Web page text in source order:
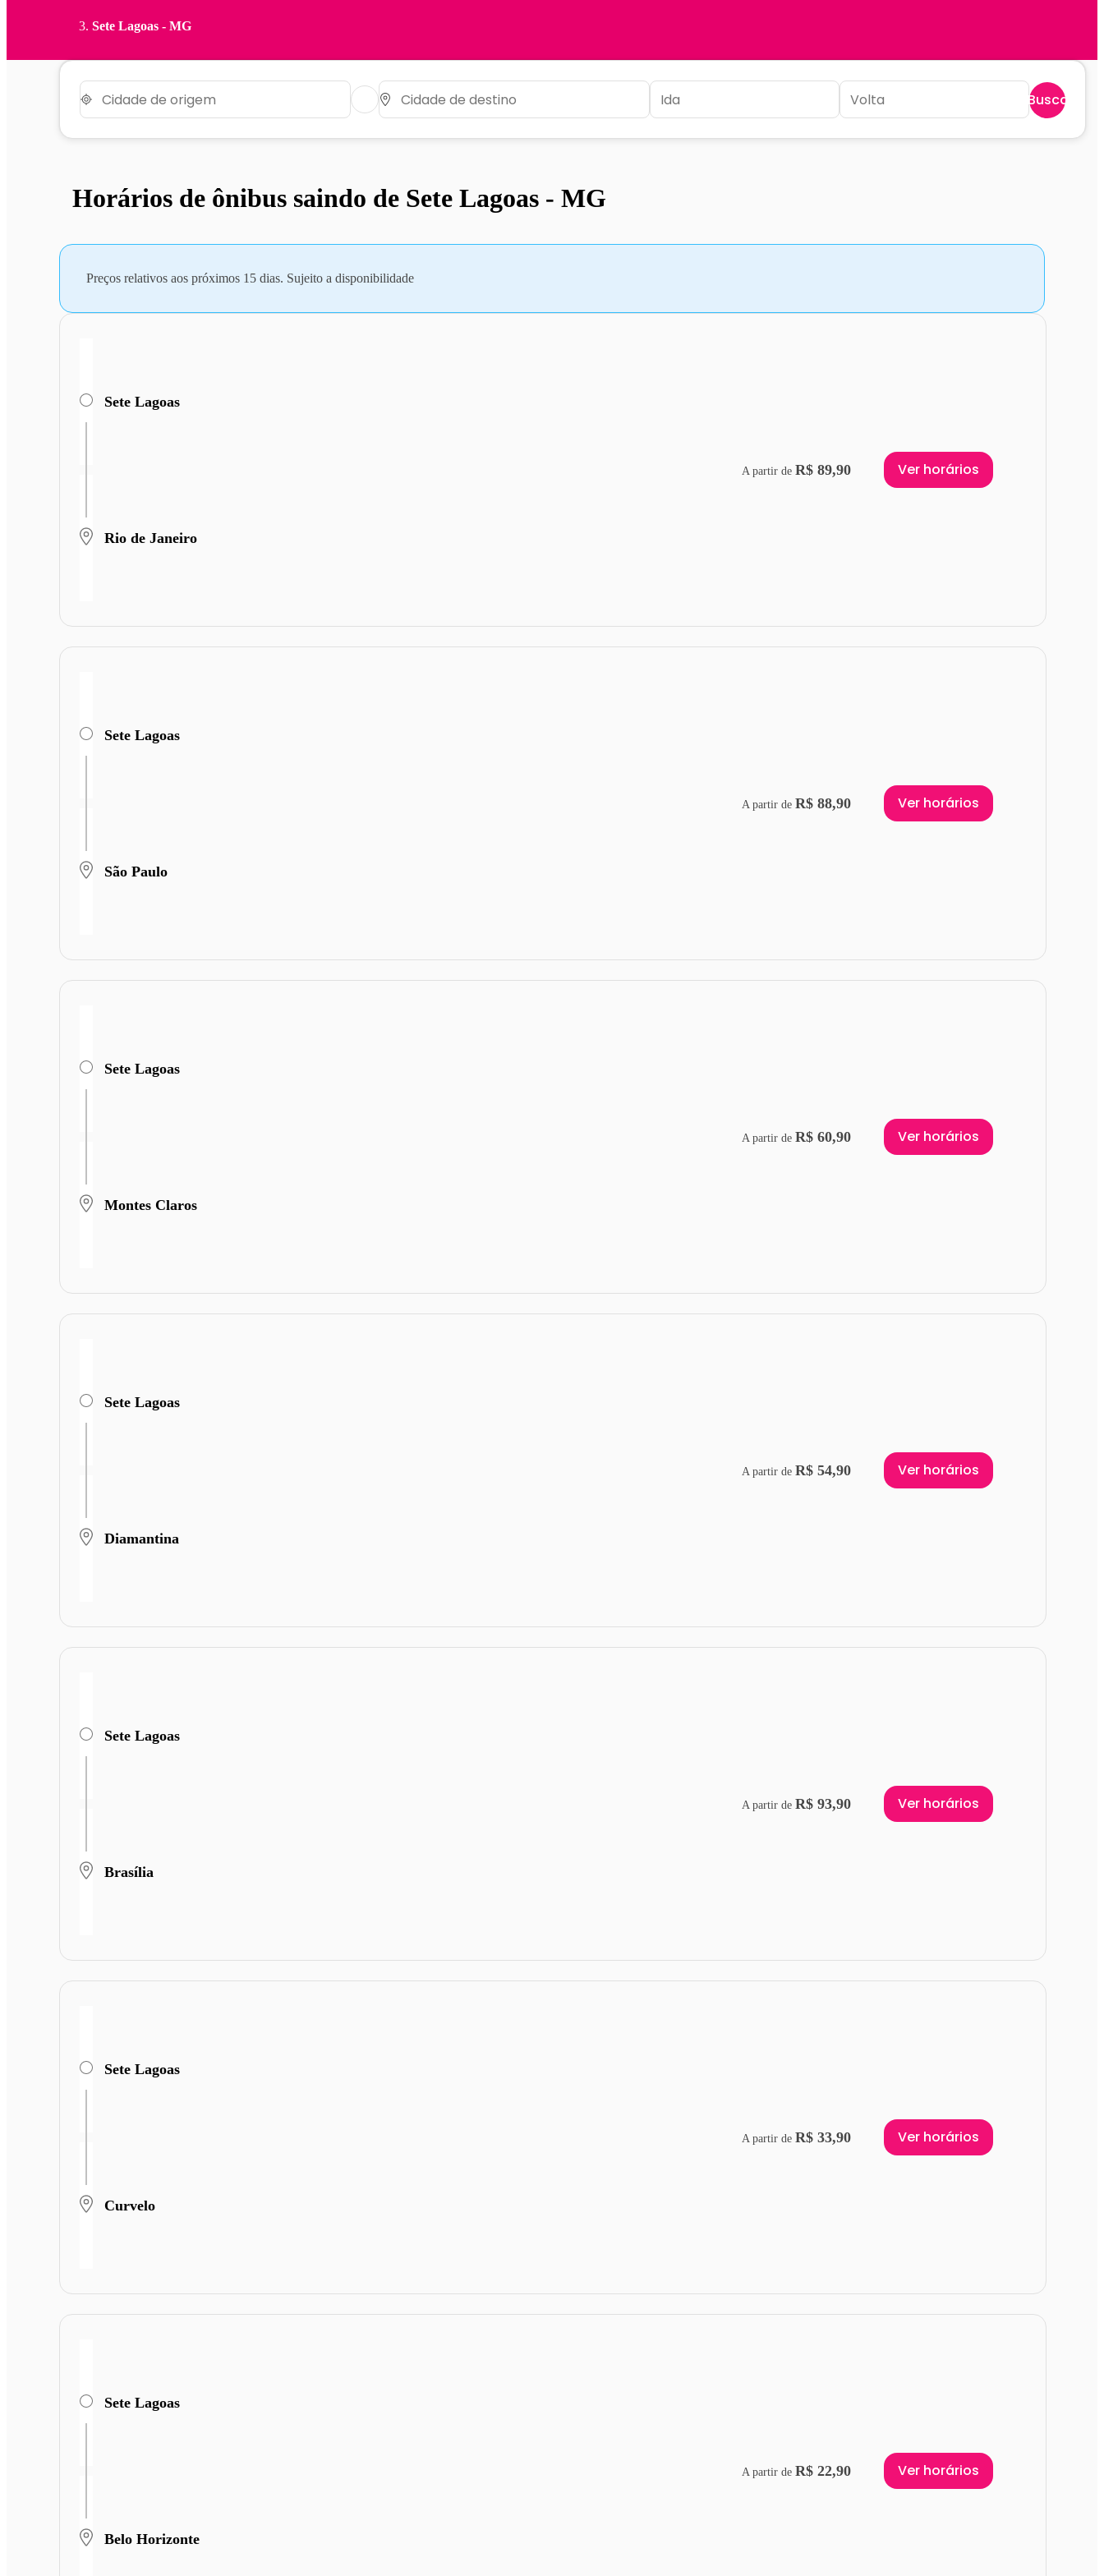
Sete Lagoas - MG
Buscar
Horários de ônibus saindo de Sete Lagoas - MG
Preços relativos aos próximos 15 dias. Sujeito a disponibilidade
Sete Lagoas
Rio de Janeiro
A partir de R$ 89,90 Ver horários
Sete Lagoas
São Paulo
A partir de R$ 88,90 Ver horários
Sete Lagoas
Montes Claros
A partir de R$ 60,90 Ver horários
Sete Lagoas
Diamantina
A partir de R$ 54,90 Ver horários
Sete Lagoas
Brasília
A partir de R$ 93,90 Ver horários
Sete Lagoas
Curvelo
A partir de R$ 33,90 Ver horários
Sete Lagoas
Belo Horizonte
A partir de R$ 22,90 Ver horários